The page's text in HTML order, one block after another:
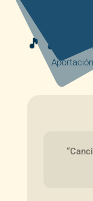
🎵 🪈